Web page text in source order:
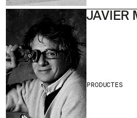
JAVIER
PRODUCTES